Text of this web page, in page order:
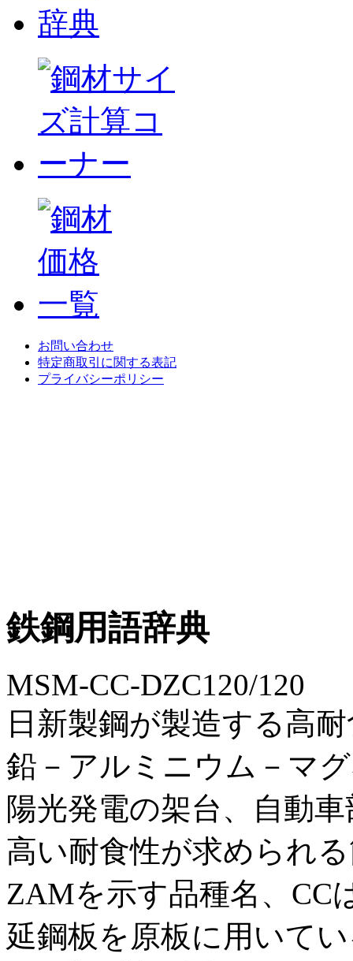
お問い合わせ
特定商取引に関する表記
プライバシーポリシー
鉄鋼用語辞典
MSM-CC-DZC120/120
日新製鋼が製造する高
鉛－アルミニウム－マ
陽光発電の架台、自動
高い耐食性が求められ
ZAMを示す品種名、CC
延鋼板を原板に用いて